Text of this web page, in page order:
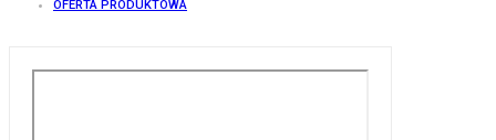
OFERTA PRODUKTOWA